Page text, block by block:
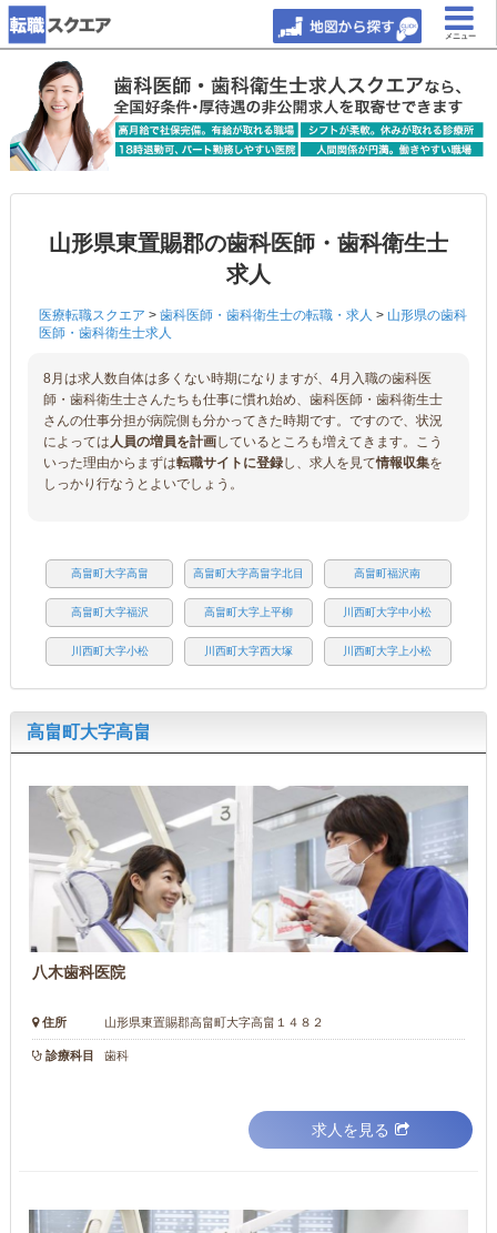
メニュー
山形県東置賜郡の歯科医師・歯科衛生士
求人
医療転職スクエア > 歯科医師・歯科衛生士の転職・求人 > 山形県の歯科
医師・歯科衛生士求人
8月は求人数自体は多くない時期になりますが、4月入職の歯科医
師・歯科衛生士さんたちも仕事に慣れ始め、歯科医師・歯科衛生士
さんの仕事分担が病院側も分かってきた時期です。ですので、状況
によっては人員の増員を計画しているところも増えてきます。こう
いった理由からまずは転職サイトに登録し、求人を見て情報収集を
しっかり行なうとよいでしょう。
高畠町大字高畠 高畠町大字高畠字北目 高畠町福沢南
高畠町大字福沢 高畠町大字上平柳 川西町大字中小松
川西町大字小松 川西町大字西大塚 川西町大字上小松
高畠町大字高畠
八木歯科医院
住所 山形県東置賜郡高畠町大字高畠１４８２
診療科目 歯科
求人を見る